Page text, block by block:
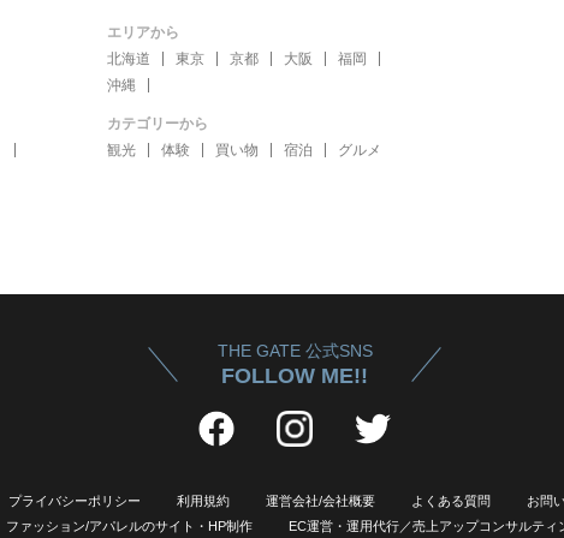
エリアから
北海道
東京 京都 大阪
福岡
沖縄
カテゴリーから
観光
体験 買い物 宿泊 グルメ
THE GATE 公式SNS
FOLLOW ME!!
プライバシーポリシー 利用規約 運営会社/会社概要 よくある質問 お問
ファッション/アパレルのサイト・HP制作
EC運営・運用代行／売上アップコンサルティ